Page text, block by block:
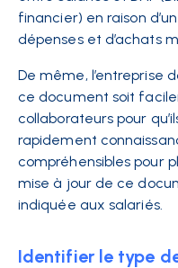
financier) en raison
dépenses et d’achats
De même, l’entreprise
ce document soit
collaborateurs pour
rapidement
compréhensibles pour
mise à jour de ce
indiquée aux salariés.
Identifier le type